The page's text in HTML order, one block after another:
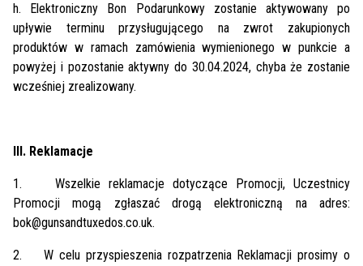
h. Elektroniczny Bon Podarunkowy zostanie aktywowany po
upływie terminu przysługującego na zwrot zakupionych
produktów w ramach zamówienia wymienionego w punkcie a
powyżej i pozostanie aktywny do 30.04.2024, chyba że zostanie
wcześniej zrealizowany.
III. Reklamacje
1. Wszelkie reklamacje dotyczące Promocji, Uczestnicy
Promocji mogą zgłaszać drogą elektroniczną na adres:
bok@gunsandtuxedos.co.uk.
2.W celu przyspieszenia rozpatrzenia Reklamacji prosimy o